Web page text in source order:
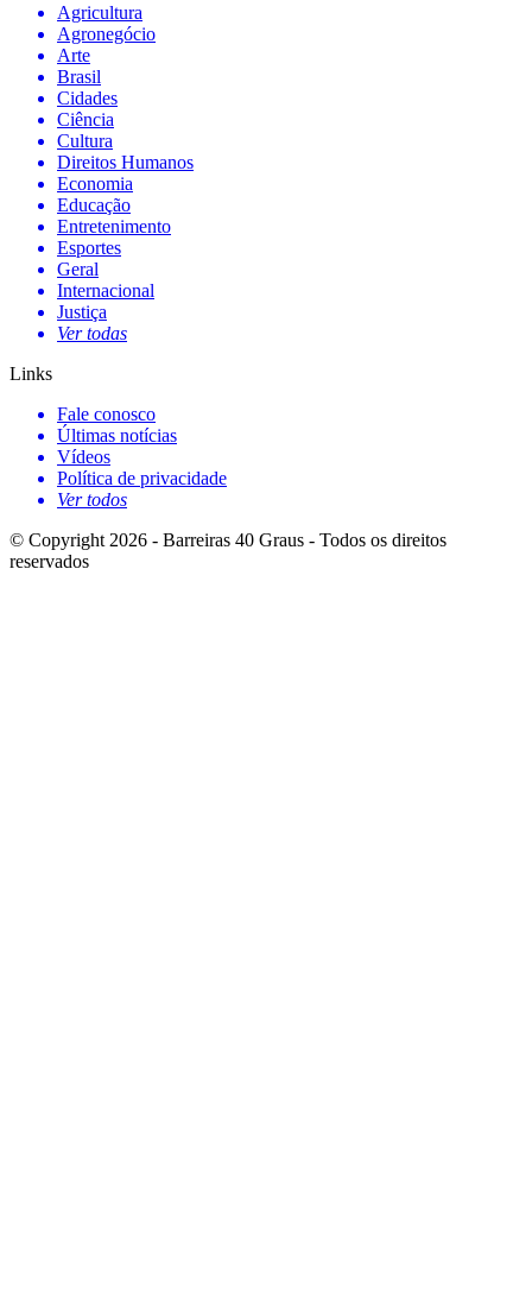
Agricultura
Agronegócio
Arte
Brasil
Cidades
Ciência
Cultura
Direitos Humanos
Economia
Educação
Entretenimento
Esportes
Geral
Internacional
Justiça
Ver todas
Links
Fale conosco
Últimas notícias
Vídeos
Política de privacidade
Ver todos
© Copyright 2026 - Barreiras 40 Graus - Todos os direitos
reservados